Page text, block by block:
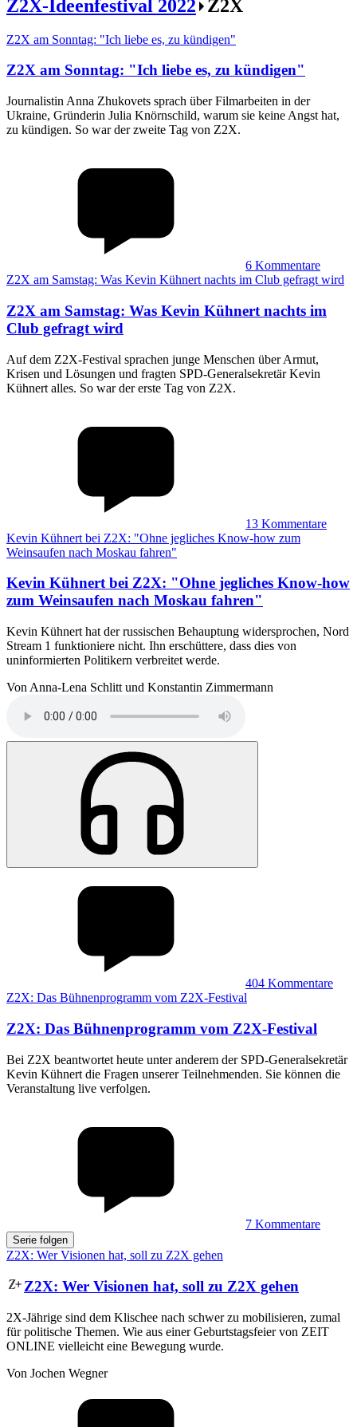
Z2X-Ideenfestival 2022 Z2X
Z2X am Sonntag: "Ich liebe es, zu kündigen"
Z2X am Sonntag: "Ich liebe es, zu kündigen"
Journalistin Anna Zhukovets sprach über Filmarbeiten in der
Ukraine, Gründerin Julia Knörnschild, warum sie keine Angst hat,
zu kündigen. So war der zweite Tag von Z2X.
6 Kommentare
Z2X am Samstag: Was Kevin Kühnert nachts im Club gefragt wird
Z2X am Samstag: Was Kevin Kühnert nachts im
Club gefragt wird
Auf dem Z2X-Festival sprachen junge Menschen über Armut,
Krisen und Lösungen und fragten SPD-Generalsekretär Kevin
Kühnert alles. So war der erste Tag von Z2X.
13 Kommentare
Kevin Kühnert bei Z2X: "Ohne jegliches Know-how zum
Weinsaufen nach Moskau fahren"
Kevin Kühnert bei Z2X: "Ohne jegliches Know-how
zum Weinsaufen nach Moskau fahren"
Kevin Kühnert hat der russischen Behauptung widersprochen, Nord
Stream 1 funktioniere nicht. Ihn erschüttere, dass dies von
uninformierten Politikern verbreitet werde.
Von Anna-Lena Schlitt und Konstantin Zimmermann
404 Kommentare
Z2X: Das Bühnenprogramm vom Z2X-Festival
Z2X: Das Bühnenprogramm vom Z2X-Festival
Bei Z2X beantwortet heute unter anderem der SPD-Generalsekretär
Kevin Kühnert die Fragen unserer Teilnehmenden. Sie können die
Veranstaltung live verfolgen.
7 Kommentare
Serie folgen
Z2X: Wer Visionen hat, soll zu Z2X gehen
Z2X: Wer Visionen hat, soll zu Z2X gehen
2X-Jährige sind dem Klischee nach schwer zu mobilisieren, zumal
für politische Themen. Wie aus einer Geburtstagsfeier von ZEIT
ONLINE vielleicht eine Bewegung wurde.
Von Jochen Wegner